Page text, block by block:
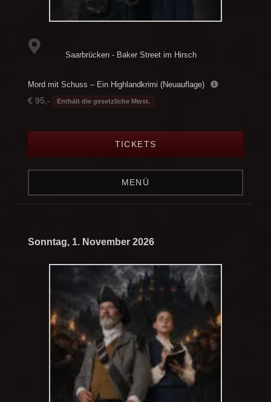
Saarbrücken - Baker Street im Hirsch
Mord mit Schuss – Ein Highlandkrimi (Neuauflage)
€ 95,- Enthält die gesetzliche Mwst.
TICKETS
MENÜ
Sonntag, 1. November 2026